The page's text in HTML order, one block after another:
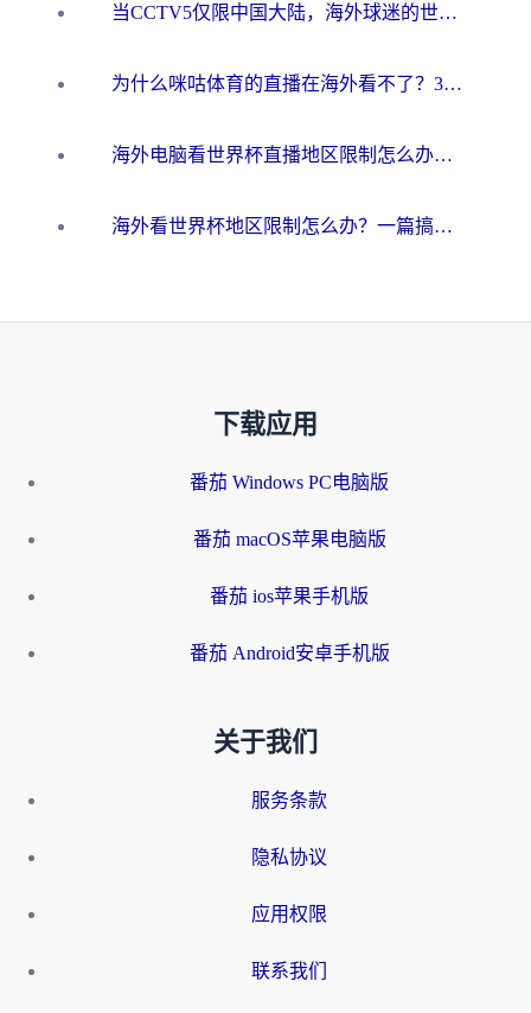
当CCTV5仅限中国大陆，海外球迷的世界杯狂欢如何继续？
为什么咪咕体育的直播在海外看不了？3步解决海外看世界杯+抖音地区限制难题
海外电脑看世界杯直播地区限制怎么办？你需要一个聪明的加速器
海外看世界杯地区限制怎么办？一篇搞定咪咕视频播放+国内资源无缝访问指南
下载应用
番茄 Windows PC电脑版
番茄 macOS苹果电脑版
番茄 ios苹果手机版
番茄 Android安卓手机版
关于我们
服务条款
隐私协议
应用权限
联系我们